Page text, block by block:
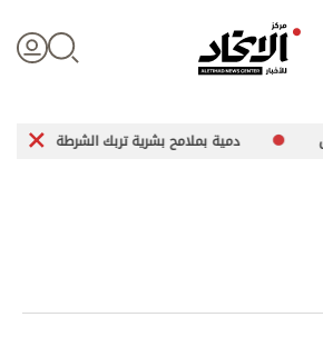
دمية بملامح بشرية تربك الشرطة الأسترالية